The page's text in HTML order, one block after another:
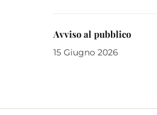
Avviso al pubblico
15 Giugno 2026